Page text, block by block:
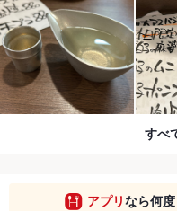
すべ
アプリなら何